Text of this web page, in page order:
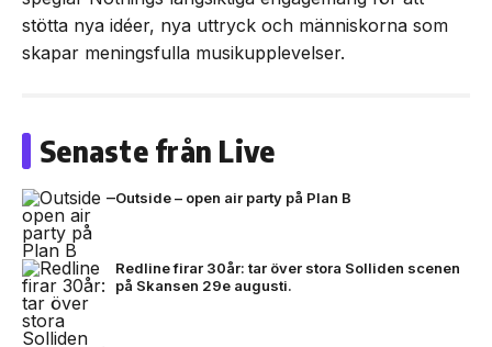
stötta nya idéer, nya uttryck och människorna som
skapar meningsfulla musikupplevelser.
Senaste från Live
Outside – open air party på Plan B
Redline firar 30år: tar över stora Solliden scenen
på Skansen 29e augusti.